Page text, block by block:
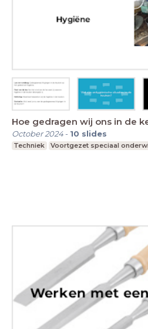
Hoe gedragen wij ons in de
October 2024- 10 slides
Techniek Voortgezet speciaal